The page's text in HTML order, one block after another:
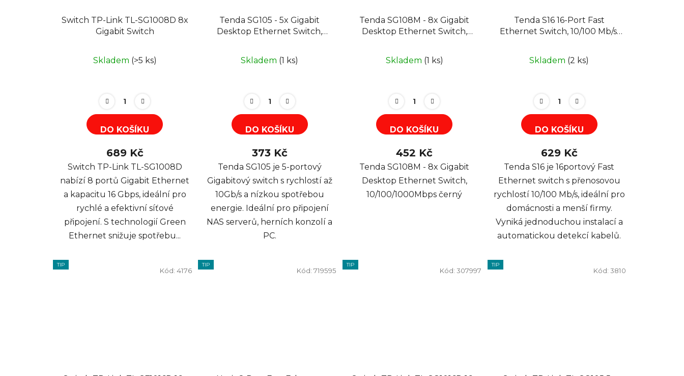
Switch TP-Link TL-SG1008D 8x
Gigabit Switch
Skladem (>5 ks)
DO KOŠÍKU
689 Kč
Switch TP-Link TL-SG1008D
nabízí 8 portů Gigabit Ethernet
a kapacitu 16 Gbps, ideální pro
rychlé a efektivní síťové
připojení. S technologií Green
Ethernet snižuje spotřebu...
Tenda SG105 - 5x Gigabit
Desktop Ethernet Switch,
Skladem (1 ks)
DO KOŠÍKU
373 Kč
Tenda SG105 je 5-portový
Gigabitový switch s rychlostí až
10Gb/s a nízkou spotřebou
energie. Ideální pro připojení
NAS serverů, herních konzolí a
PC.
Tenda SG108M - 8x Gigabit
Desktop Ethernet Switch,
Skladem (1 ks)
DO KOŠÍKU
452 Kč
Tenda SG108M - 8x Gigabit
Desktop Ethernet Switch,
10/100/1000Mbps černý
Tenda S16 16-Port Fast
Ethernet Switch, 10/100 Mb/s,
Skladem (2 ks)
DO KOŠÍKU
629 Kč
Tenda S16 je 16portový Fast
Ethernet switch s přenosovou
rychlostí 10/100 Mb/s, ideální pro
domácnosti a menší firmy.
Vyniká jednoduchou instalací a
automatickou detekcí kabelů.
TIP
Kód: 4176
TIP
Kód: 719595
TIP
Kód: 307997
TIP
Kód: 3810